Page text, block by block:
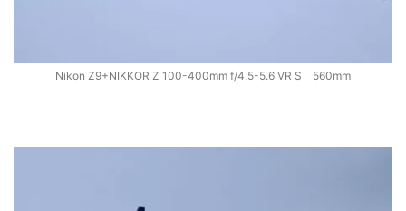
Nikon Z9+NIKKOR Z 100-400mm f/4.5-5.6 VR S 560mm